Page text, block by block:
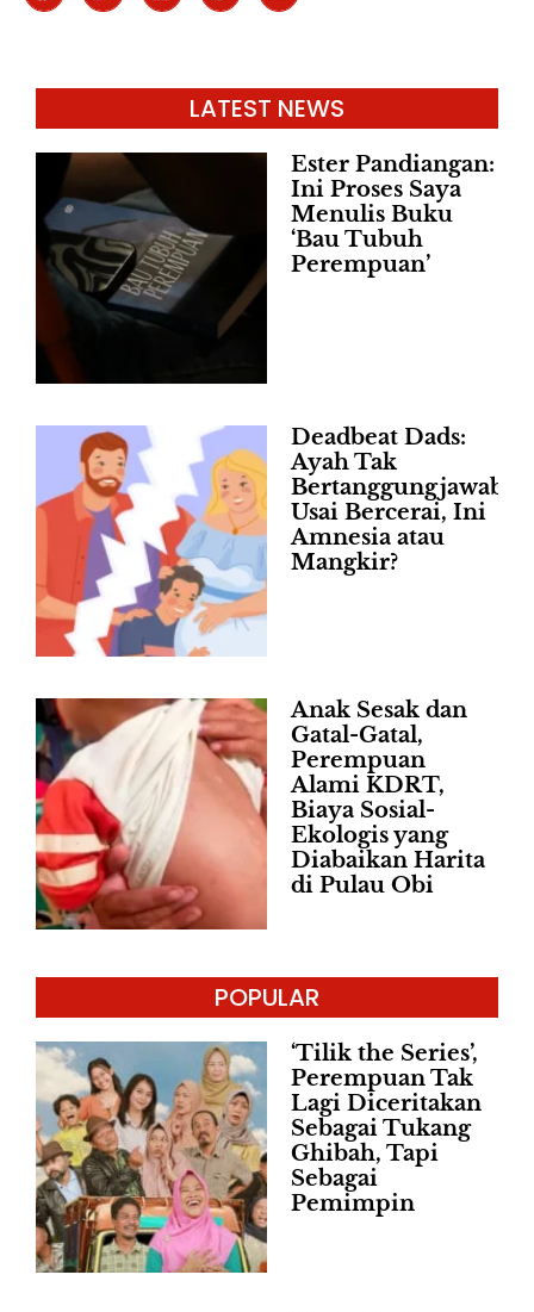
LATEST NEWS
Ester Pandiangan:
Ini Proses Saya
Menulis Buku
‘Bau Tubuh
Perempuan’
Deadbeat Dads:
Ayah Tak
Bertanggungjawab
Usai Bercerai, Ini
Amnesia atau
Mangkir?
Anak Sesak dan
Gatal-Gatal,
Perempuan
Alami KDRT,
Biaya Sosial-
Ekologis yang
Diabaikan Harita
di Pulau Obi
POPULAR
‘Tilik the Series’,
Perempuan Tak
Lagi Diceritakan
Sebagai Tukang
Ghibah, Tapi
Sebagai
Pemimpin